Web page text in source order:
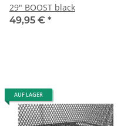
29" BOOST black
49,95 € *
AUF LAGER